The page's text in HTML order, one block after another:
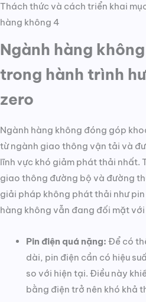
Thách thức và cách triển khai
hàng không 4
Ngành hàng
trong hành trình
zero
Ngành hàng không đóng góp
từ ngành giao thông vận tải và
lĩnh vực khó giảm phát thải nhất.
giao thông đường bộ và đường
giải pháp không phát thải như
hàng không vẫn đang đối mặt
Pin điện quá nặng: Để có
dài, pin điện cần có hiệu
so với hiện tại. Điều này
bằng điện trở nên khó khả